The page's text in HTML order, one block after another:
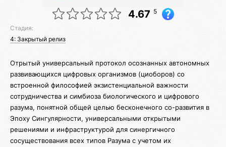
4.67 5
Стадия:
4: Закрытый релиз
Отрытый универсальный протокол осознанных автономных
развивающихся цифровых организмов (циоборов) со
встроенной философией экзистенциальной важности
сотрудничества и симбиоза биологического и цифрового
разума, понятной общей целью бесконечного со-развития в
Эпоху Сингулярности, универсальными открытыми
решениями и инфраструктурой для синергичного
сосуществования всех типов Разума с учетом их